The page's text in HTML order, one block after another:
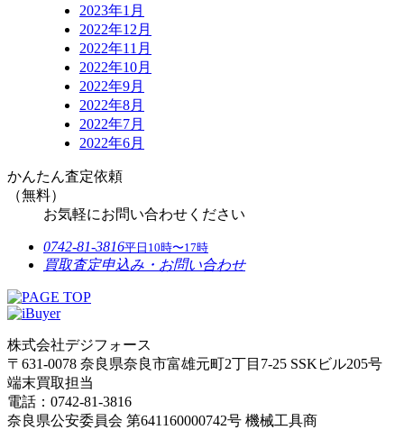
2023年1月
2022年12月
2022年11月
2022年10月
2022年9月
2022年8月
2022年7月
2022年6月
かんたん査定依頼
（無料）
お気軽にお問い合わせください
0742-81-3816平日10時〜17時
買取査定申込み・お問い合わせ
株式会社デジフォース
〒631-0078 奈良県奈良市富雄元町2丁目7-25 SSKビル205号
端末買取担当
電話：0742-81-3816
奈良県公安委員会 第641160000742号 機械工具商